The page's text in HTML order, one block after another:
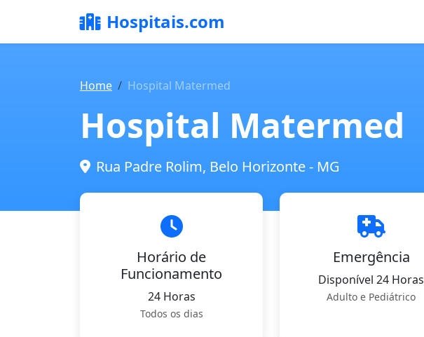
Hospitais.com
Home Hospital Matermed
Hospital Matermed
Rua Padre Rolim, Belo Horizonte - MG
Horário de
Funcionamento
24 Horas
Todos os dias
Emergência
Disponível 24 Horas
Adulto e Pediátrico